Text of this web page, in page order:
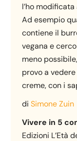
l’ho
Ad esempio
contiene il
vegana e
meno
provo a
creme, con i
diSimone Zuin
Vivere in 5
Edizioni L’Età